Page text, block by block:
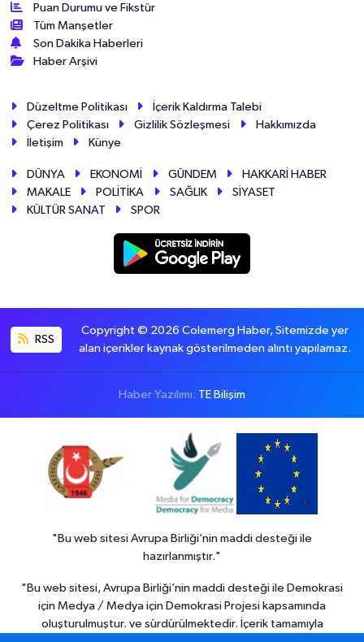
Puan Durumu ve Fikstür
Tüm Manşetler
Son Dakika Haberleri
Haber Arşivi
Düzeltme Politikası
İçerik Kaldırma Talebi
Çerez Politikası
Gizlilik Sözleşmesi
Hakkımızda
İletişim
Künye
DÜNYA EKONOMİ GÜNDEM
HAKKARİ HABER
MAKALE
POLİTİKA SAĞLIK
SİYASET
KÜLTÜR SANAT
SPOR
RSS
Copyright © 2026 Colemerg Haber, Sitemizde yer
alan içerikler kaynak gösterilmeden alıntı yapılamaz.
Haber Yazılımı: TE Bilişim
"Bu web sitesi Avrupa Birliği’nin maddi desteği ile
hazırlanmıştır."
"Bu web sitesi, Avrupa Birliği’nin maddi desteği ile Demokrasi
için Medya / Medya için Demokrasi Projesi kapsamında
oluşturulmuştur. ve sürdürülmektedir. İçerik tamamıyla